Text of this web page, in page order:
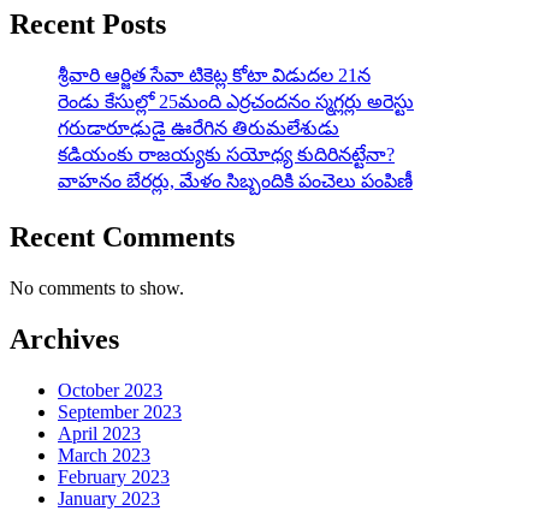
Recent Posts
శ్రీవారి ఆర్జిత సేవా టికెట్ల కోటా విడుదల 21న
రెండు కేసుల్లో 25మంది ఎర్రచందనం స్మగ్లర్లు అరెస్టు
గరుడారూఢుడై ఊరేగిన తిరుమలేశుడు
కడియంకు రాజయ్యకు సయోధ్య కుదిరినట్టేనా?
వాహ‌నం బేర‌ర్లు, మేళం సిబ్బందికి పంచెలు పంపిణీ
Recent Comments
No comments to show.
Archives
October 2023
September 2023
April 2023
March 2023
February 2023
January 2023